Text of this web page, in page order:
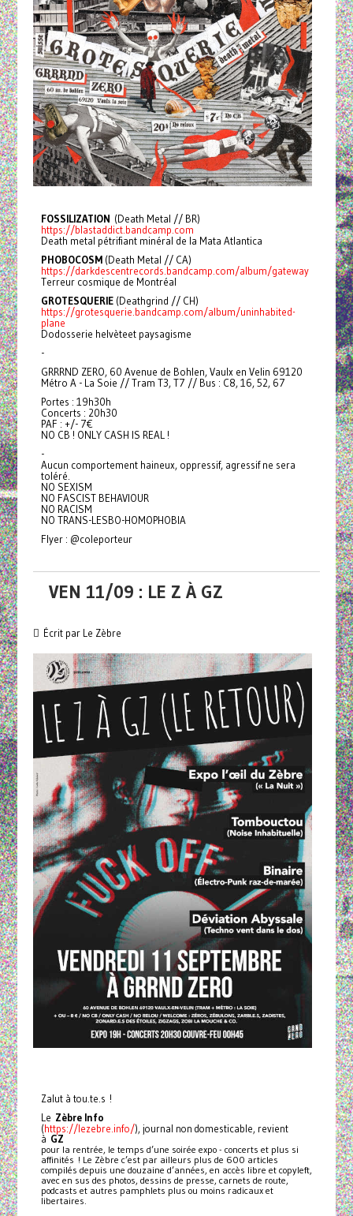
FOSSILIZATION (Death Metal // BR)
https://blastaddict.bandcamp.com
Death metal pétrifiant minéral de la Mata Atlantica
PHOBOCOSM(Death Metal // CA)
https://darkdescentrecords.bandcamp.com/album/gateway
Terreur cosmique de Montréal
GROTESQUERIE(Deathgrind // CH)
https://grotesquerie.bandcamp.com/album/uninhabited-
plane
Dodosserie helvèteet paysagisme
-
GRRRND ZERO, 60 Avenue de Bohlen, Vaulx en Velin 69120
Métro A - La Soie // Tram T3, T7 // Bus : C8, 16, 52, 67
Portes : 19h30h
Concerts : 20h30
PAF : +/- 7€
NO CB ! ONLY CASH IS REAL !
-
Aucun comportement haineux, oppressif, agressif ne sera
toléré.
NO SEXISM
NO FASCIST BEHAVIOUR
NO RACISM
NO TRANS-LESBO-HOMOPHOBIA
Flyer : @coleporteur
VEN 11/09 : LE Z À GZ
Écrit par Le Zèbre
Zalut à tou.te.s !
Le Zèbre Info
(https://lezebre.info/), journal non domesticable, revient
à GZ
pour la rentrée, le temps d’une soirée expo - concerts et plus si
affinités ! Le Zèbre c’est par ailleurs plus de 600 articles
compilés depuis une douzaine d’années, en accès libre et copyleft,
avec en sus des photos, dessins de presse, carnets de route,
podcasts et autres pamphlets plus ou moins radicaux et
libertaires.